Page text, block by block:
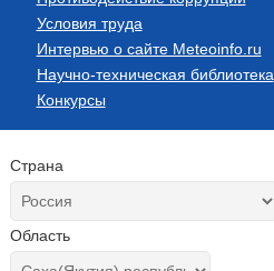
Условия труда
Интервью о сайте Meteoinfo.ru
Научно-техническая библиотека
Конкурсы
Страна
Область